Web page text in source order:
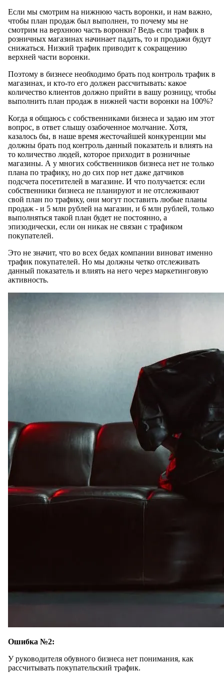
Если мы смотрим на нижнюю часть воронки, и нам важно,
чтобы план продаж был выполнен, то почему мы не
смотрим на верхнюю часть воронки? Ведь если трафик в
розничных магазинах начинает падать, то и продажи будут
снижаться. Низкий трафик приводит к сокращению
верхней части воронки.
Поэтому в бизнесе необходимо брать под контроль трафик в
магазинах, и кто-то его должен рассчитывать: какоe
количество клиентов должно прийти в вашу розницу, чтобы
выполнить план продаж в нижней части воронки на 100%?
Когда я общаюсь с собственниками бизнеса и задаю им этот
вопрос, в ответ слышу озабоченное молчание. Хотя,
казалось бы, в наше время жесточайшей конкуренции мы
должны брать под контроль данный показатель и влиять на
то количество людей, которое приходит в розничные
магазины. А у многих собственников бизнеса нет не только
плана по трафику, но до сих пор нет даже датчиков
подсчета посетителей в магазине. И что получается: если
собственники бизнеса не планируют и не отслеживают
свой план по трафику, они могут поставить любые планы
продаж - и 5 млн рублей на магазин, и 6 млн рублей, только
выполняться такой план будет не постоянно, а
эпизодически, если он никак не связан с трафиком
покупателей.
Это не значит, что во всех бедах компании виноват именно
трафик покупателей. Но мы должны четко отслеживать
данный показатель и влиять на него через маркетинговую
активность.
Ошибка №2:
У руководителя обувного бизнеса нет понимания, как
рассчитывать покупательский трафик.